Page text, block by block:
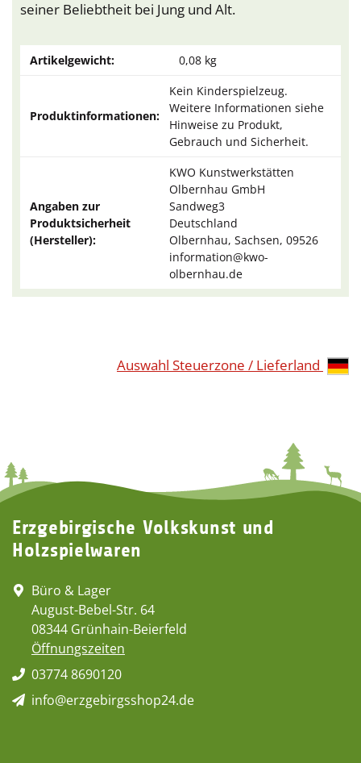
seiner Beliebtheit bei Jung und Alt.
Artikelgewicht: 0,08 kg
Produktinformationen:
Kein Kinderspielzeug.
Weitere Informationen siehe
Hinweise zu Produkt,
Gebrauch und Sicherheit.
Angaben zur
Produktsicherheit
(Hersteller):
KWO Kunstwerkstätten
Olbernhau GmbH
Sandweg3
Deutschland
Olbernhau, Sachsen, 09526
information@kwo-
olbernhau.de
Auswahl Steuerzone / Lieferland
Erzgebirgische Volkskunst und
Holzspielwaren
Büro & Lager
August-Bebel-Str. 64
08344 Grünhain-Beierfeld
Öffnungszeiten
03774 8690120
info@erzgebirgsshop24.de